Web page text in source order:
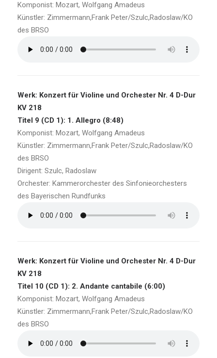
Komponist: Mozart, Wolfgang Amadeus
Künstler: Zimmermann,Frank Peter/Szulc,Radoslaw/KO
des BRSO
Werk: Konzert für Violine und Orchester Nr. 4 D-Dur
KV 218
Titel 9 (CD 1): 1. Allegro (8:48)
Komponist: Mozart, Wolfgang Amadeus
Künstler: Zimmermann,Frank Peter/Szulc,Radoslaw/KO
des BRSO
Dirigent: Szulc, Radoslaw
Orchester: Kammerorchester des Sinfonieorchesters
des Bayerischen Rundfunks
Werk: Konzert für Violine und Orchester Nr. 4 D-Dur
KV 218
Titel 10 (CD 1): 2. Andante cantabile (6:00)
Komponist: Mozart, Wolfgang Amadeus
Künstler: Zimmermann,Frank Peter/Szulc,Radoslaw/KO
des BRSO